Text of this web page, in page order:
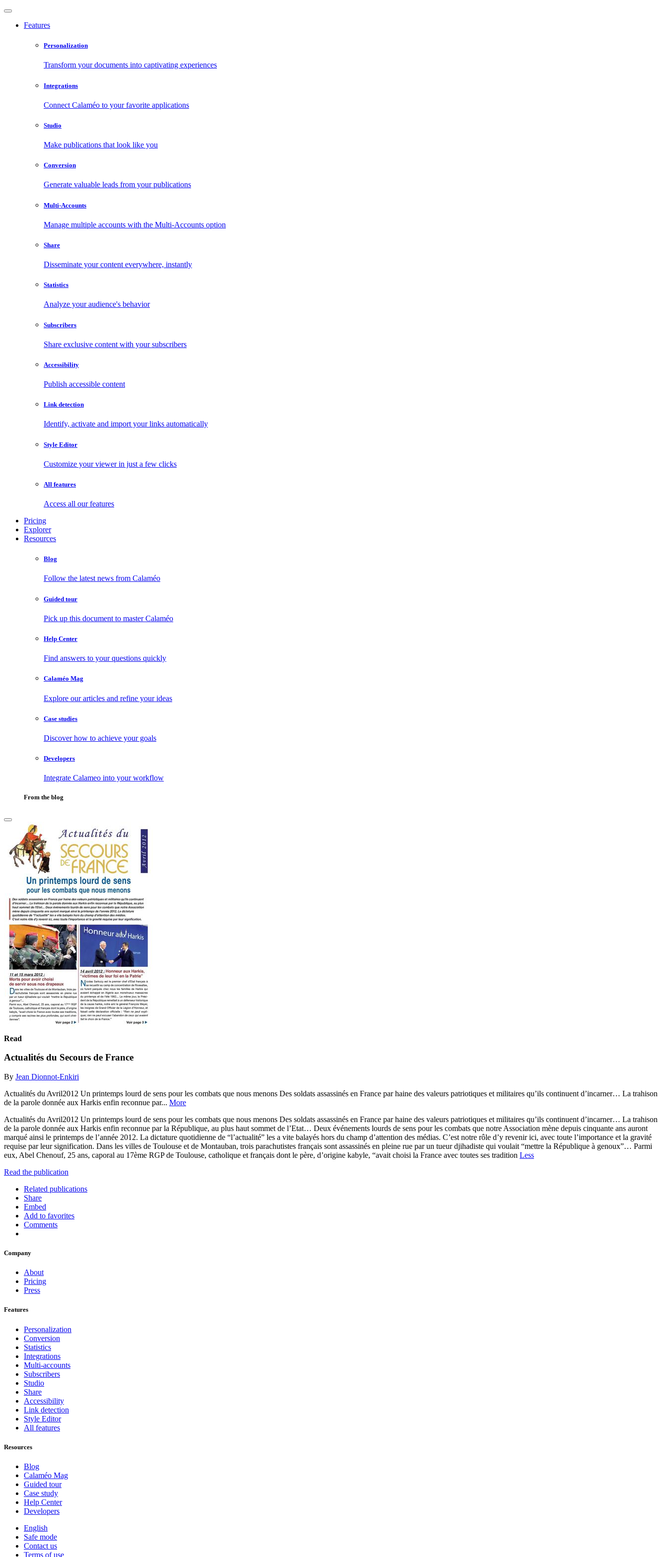
Features
Personalization
Transform your documents into captivating experiences
Integrations
Connect Calaméo to your favorite applications
Studio
Make publications that look like you
Conversion
Generate valuable leads from your publications
Multi-Accounts
Manage multiple accounts with the Multi-Accounts option
Share
Disseminate your content everywhere, instantly
Statistics
Analyze your audience's behavior
Subscribers
Share exclusive content with your subscribers
Accessibility
Publish accessible content
Link detection
Identify, activate and import your links automatically
Style Editor
Customize your viewer in just a few clicks
All features
Access all our features
Pricing
Explorer
Resources
Blog
Follow the latest news from Calaméo
Guided tour
Pick up this document to master Calaméo
Help Center
Find answers to your questions quickly
Calaméo Mag
Explore our articles and refine your ideas
Case studies
Discover how to achieve your goals
Developers
Integrate Calameo into your workflow
From the blog
Read
Actualités du Secours de France
By Jean Dionnot-Enkiri
Actualités du Avril2012 Un printemps lourd de sens pour les combats que nous menons Des soldats assassinés en France par haine des valeurs patriotiques et militaires qu’ils continuent d’incarner… La trahison
de la parole donnée aux Harkis enfin reconnue par... More
Actualités du Avril2012 Un printemps lourd de sens pour les combats que nous menons Des soldats assassinés en France par haine des valeurs patriotiques et militaires qu’ils continuent d’incarner… La trahison
de la parole donnée aux Harkis enfin reconnue par la République, au plus haut sommet de l’Etat… Deux événements lourds de sens pour les combats que notre Association mène depuis cinquante ans auront
marqué ainsi le printemps de l’année 2012. La dictature quotidienne de “l’actualité” les a vite balayés hors du champ d’attention des médias. C’est notre rôle d’y revenir ici, avec toute l’importance et la gravité
requise par leur signification. Dans les villes de Toulouse et de Montauban, trois parachutistes français sont assassinés en pleine rue par un tueur djihadiste qui voulait “mettre la République à genoux”… Parmi
eux, Abel Chenouf, 25 ans, caporal au 17ème RGP de Toulouse, catholique et français dont le père, d’origine kabyle, “avait choisi la France avec toutes ses tradition Less
Read the publication
Related publications
Share
Embed
Add to favorites
Comments
Company
About
Pricing
Press
Features
Personalization
Conversion
Statistics
Integrations
Multi-accounts
Subscribers
Studio
Share
Accessibility
Link detection
Style Editor
All features
Resources
Blog
Calaméo Mag
Guided tour
Case study
Help Center
Developers
English
Safe mode
Contact us
Terms of use